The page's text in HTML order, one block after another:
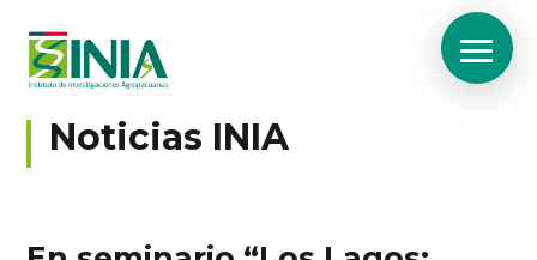
Noticias INIA